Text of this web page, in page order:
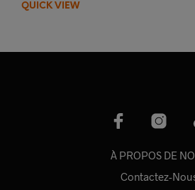
QUICK VIEW
À PROPOS DE
Contactez-